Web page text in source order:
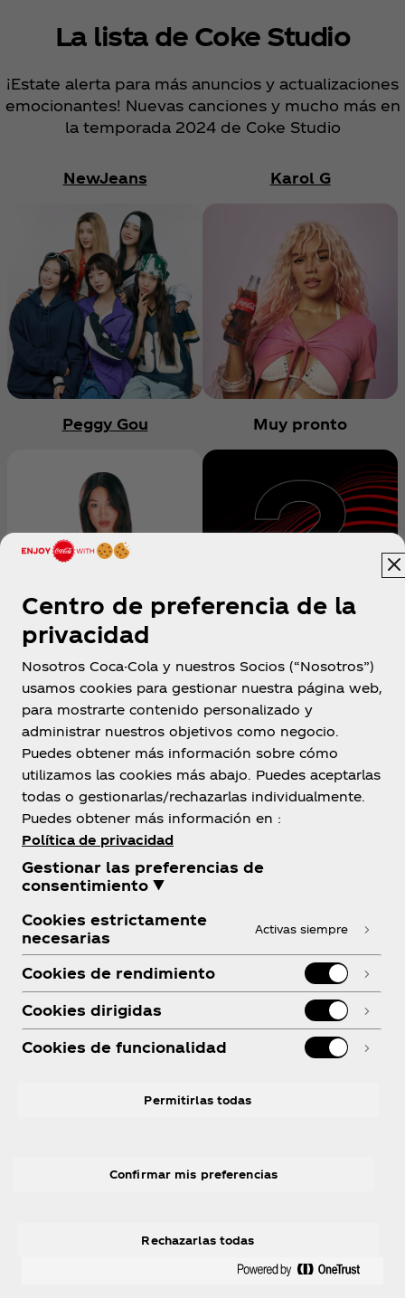
La lista de Coke Studio
¡Estate alerta para más anuncios y actualizaciones
emocionantes! Nuevas canciones y mucho más en
la temporada 2024 de Coke Studio
NewJeans Karol G
Peggy Gou Muy pronto
Costa Rica
Sobre Nosotros
¿Necesitas Ayuda?
Centro de preferencia de la
privacidad
Nosotros Coca-Cola y nuestros Socios (“Nosotros”)
usamos cookies para gestionar nuestra página web,
para mostrarte contenido personalizado y
administrar nuestros objetivos como negocio.
Puedes obtener más información sobre cómo
utilizamos las cookies más abajo. Puedes aceptarlas
todas o gestionarlas/rechazarlas individualmente.
Puedes obtener más información en :
Política de privacidad
Gestionar las preferencias de
consentimiento ▼
Cookies estrictamente
necesarias
Activas siempre
Cookies de rendimiento
Cookies dirigidas
Cookies de funcionalidad
Permitirlas todas
Rechazarlas todas
Confirmar mis preferencias